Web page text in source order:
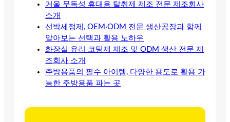
거울 무독성 휴대용 탈취제 제조 전문 제조회사
소개
선박세정제, OEM·ODM 전문 생산공장과 함께
알아보는 선택과 활용 노하우
화장실 유리 코팅제 제조 및 ODM 생산 전문 제
조회사 소개
주방용품의 필수 아이템, 다양한 용도로 활용 가
능한 주방용품 파는 곳